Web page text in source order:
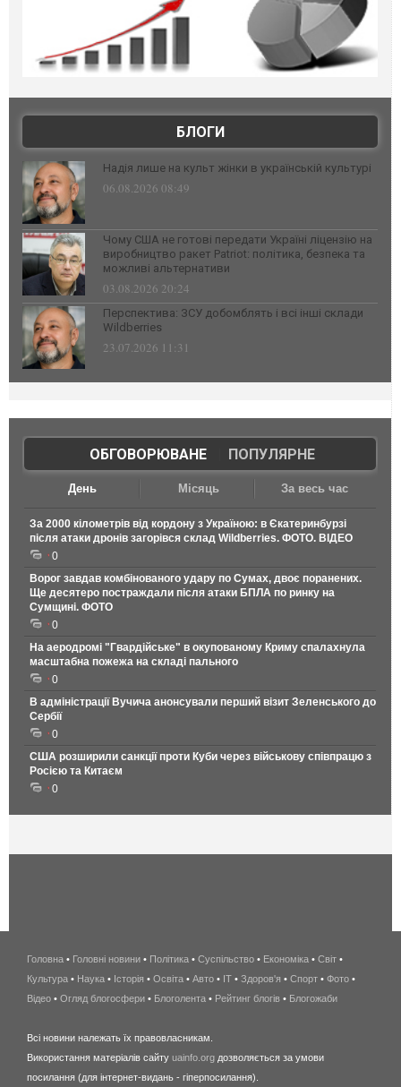
БЛОГИ
Надія лише на культ жінки в українській культурі
06.08.2026 08:49
Чому США не готові передати Україні ліцензію на
виробництво ракет Patriot: політика, безпека та
можливі альтернативи
03.08.2026 20:24
Перспектива: ЗСУ добомблять і всі інші склади
Wildberries
23.07.2026 11:31
ОБГОВОРЮВАНЕ| ПОПУЛЯРНЕ
День Місяць За весь час
За 2000 кілометрів від кордону з Україною: в Єкатеринбурзі
після атаки дронів загорівся склад Wildberries. ФОТО. ВІДЕО
0
Ворог завдав комбінованого удару по Сумах, двоє поранених.
Ще десятеро постраждали після атаки БПЛА по ринку на
Сумщині. ФОТО
0
На аеродромі "Гвардійське" в окупованому Криму спалахнула
масштабна пожежа на складі пального
0
В адміністрації Вучича анонсували перший візит Зеленського до
Сербії
0
США розширили санкції проти Куби через військову співпрацю з
Росією та Китаєм
0
беспроводной
интернет
киев
wimax
Головна • Головні новини • Політика • Суспільство • Економіка • Світ •
Культура • Наука • Історія • Освіта • Авто • IT • Здоров'я • Спорт • Фото •
Відео • Огляд блогосфери • Блоголента • Рейтинг блогів • Блогожаби
Всі новини належать їх правовласникам.
Використання матеріалів сайту uainfo.org дозволяється за умови
посилання (для інтернет-видань - гіперпосилання).